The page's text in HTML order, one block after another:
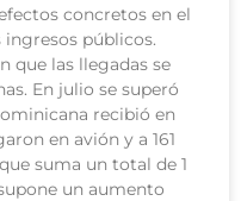
concretos en el
públicos.
que las llegadas se
En julio se superó
recibió en
en avión y a 161
suma un total de 1
un aumento